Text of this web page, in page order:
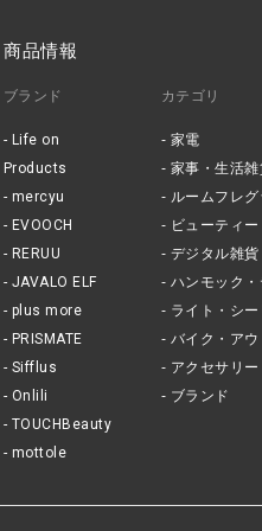
商品情報
ブランド
Life on
Products
mercyu
EVOOCH
RERUU
JAVALO ELF
plus more
PRISMATE
Sifflus
Onlili
TOUCHBeauty
mottole
カテゴリ
家電
家事・生活雑
ルームフレ
ビューティー
デジタル雑貨
ハンモック・
ライト・シ
バイク・アウ
アクセサリ
ブランド